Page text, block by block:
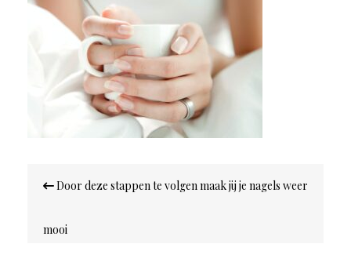
navigatie
Door deze stappen te volgen maak jij je nagels weer
mooi